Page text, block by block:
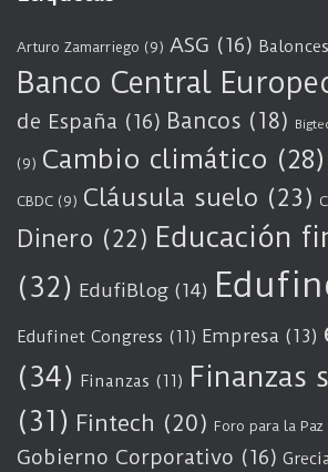
Arturo Zamarriego (9) ASG (16)
Banco Central
de España (16) Bancos (18)
(9) Cambio climático (28)
CBDC (9) Cláusula suelo (23)
Dinero (22) Educación
(32) EdufiBlog (14)
Edufinet Congress (11) Empresa (13)
(34) Finanzas (11) Finanzas
(31) Fintech (20) Foro para la
Gobierno Corporativo (16)